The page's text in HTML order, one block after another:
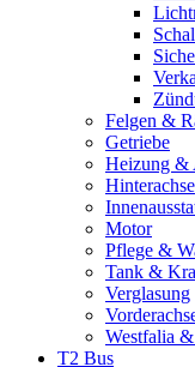
Felgen &
Getriebe
Heizung &
Hinterachse
Motor
Pflege &
Tank &
Verglasung
Westfalia
T2 Bus